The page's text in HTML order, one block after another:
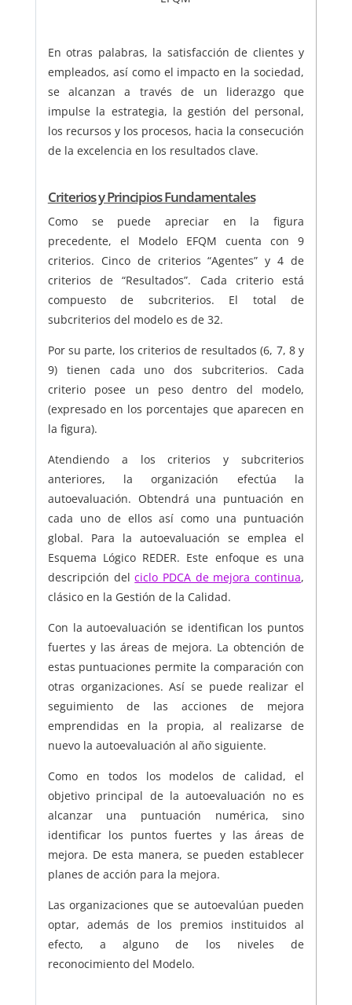
En otras palabras, la satisfacción de clientes y
empleados, así como el impacto en la sociedad,
se alcanzan a través de un liderazgo que
impulse la estrategia, la gestión del personal,
los recursos y los procesos, hacia la consecución
de la excelencia en los resultados clave.
Criterios y Principios Fundamentales
Como se puede apreciar en la figura
precedente, el Modelo EFQM cuenta con 9
criterios. Cinco de criterios “Agentes” y 4 de
criterios de “Resultados”. Cada criterio está
compuesto de subcriterios. El total de
subcriterios del modelo es de 32.
Por su parte, los criterios de resultados (6, 7, 8 y
9) tienen cada uno dos subcriterios. Cada
criterio posee un peso dentro del modelo,
(expresado en los porcentajes que aparecen en
la figura).
Atendiendo a los criterios y subcriterios
anteriores, la organización efectúa la
autoevaluación. Obtendrá una puntuación en
cada uno de ellos así como una puntuación
global. Para la autoevaluación se emplea el
Esquema Lógico REDER. Este enfoque es una
descripción delciclo PDCA de mejora continua,
clásico en la Gestión de la Calidad.
Con la autoevaluación se identifican los puntos
fuertes y las áreas de mejora. La obtención de
estas puntuaciones permite la comparación con
otras organizaciones. Así se puede realizar el
seguimiento de las acciones de mejora
emprendidas en la propia, al realizarse de
nuevo la autoevaluación al año siguiente.
Como en todos los modelos de calidad, el
objetivo principal de la autoevaluación no es
alcanzar una puntuación numérica, sino
identificar los puntos fuertes y las áreas de
mejora. De esta manera, se pueden establecer
planes de acción para la mejora.
Las organizaciones que se autoevalúan pueden
optar, además de los premios instituidos al
efecto, a alguno de los niveles de
reconocimiento del Modelo.